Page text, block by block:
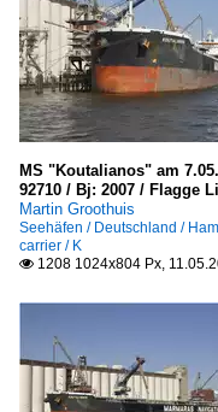
MS "Koutalianos" am
92710 / Bj: 2007 / Flagge
Martin Groothuis
Seehäfen / Deutschland /
carrier / K
 1208 1024x804 Px,